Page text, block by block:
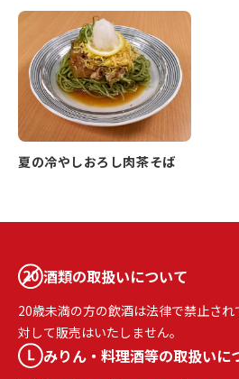
夏の冷やしおろし肉茶そば
酒類の取扱いについて
20歳未満の方の飲酒は法律で禁止さ
対して販売はいたしません。
みりん・料理酒等の取扱いに